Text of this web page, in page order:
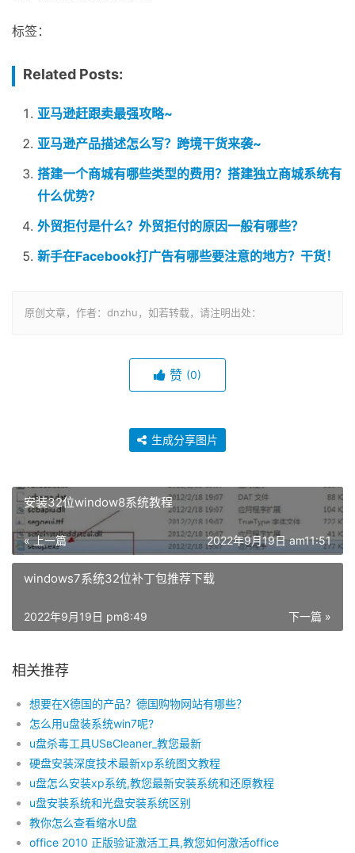
标签：
Related Posts:
亚马逊赶跟卖最强攻略~
亚马逊产品描述怎么写？跨境干货来袭~
搭建一个商城有哪些类型的费用？搭建独立商城系统有
什么优势？
外贸拒付是什么？外贸拒付的原因一般有哪些？
新手在Facebооk打广告有哪些要注意的地方？干货！
原创文章，作者：dnzhu，如若转载，请注明出处：
赞 (0)
生成分享图片
安装32位window8系统教程
« 上一篇 2022年9月19日 am11:51
windows7系统32位补丁包推荐下载
下一篇 »
2022年9月19日 pm8:49
相关推荐
想要在X德国的产品？德国购物网站有哪些？
怎么用u盘装系统win7呢?
u盘杀毒工具USвCleaner_教您最新
硬盘安装深度技术最新xp系统图文教程
u盘怎么安装xp系统,教您最新安装系统和还原教程
u盘安装系统和光盘安装系统区别
教你怎么查看缩水U盘
office 2010 正版验证激活工具,教您如何激活office